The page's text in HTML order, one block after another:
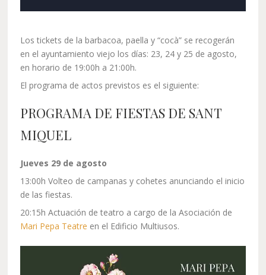
Los tickets de la barbacoa, paella y “cocà” se recogerán
en el ayuntamiento viejo los días: 23, 24 y 25 de agosto,
en horario de 19:00h a 21:00h.
El programa de actos previstos es el siguiente:
PROGRAMA DE FIESTAS DE SANT
MIQUEL
Jueves 29 de agosto
13:00h Volteo de campanas y cohetes anunciando el inicio
de las fiestas.
20:15h Actuación de teatro a cargo de la Asociación de
Mari Pepa Teatre en el Edificio Multiusos.